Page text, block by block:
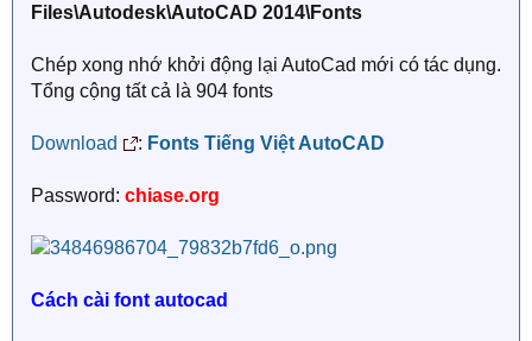
Files\Autodesk\AutoCAD 2014\Fonts
Chép xong nhớ khởi động lại AutoCad mới có tác dụng.
Tổng cộng tất cả là 904 fonts
Download : Fonts Tiếng Việt AutoCAD
Password: chiase.org
Cách cài font autocad